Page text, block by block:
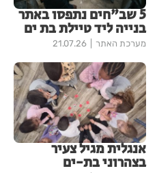
5 שב"חים נתפסו באתר
בנייה ליד טיילת בת ים
מערכת האתר 21.07.26
אנגלית מגיל צעיר
בצהרוני בת-ים